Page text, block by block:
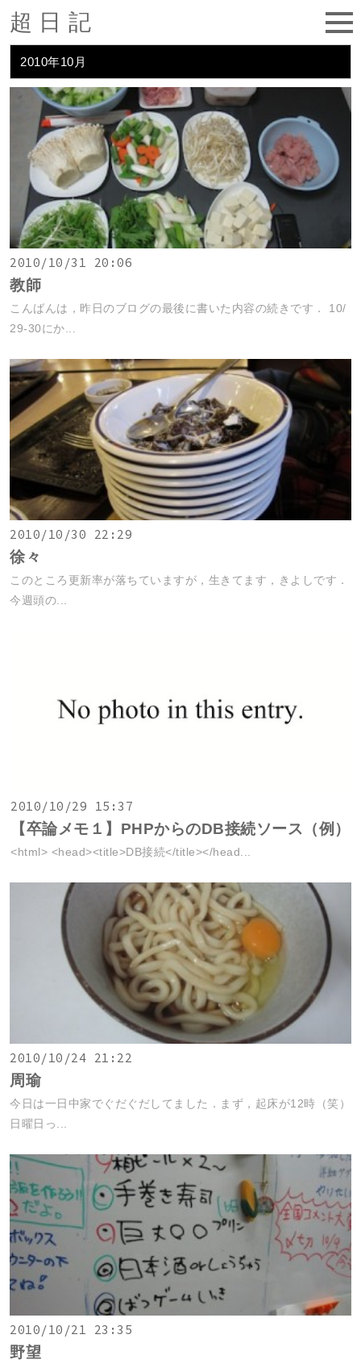
超日記
2010年10月
2010/10/31 20:06
教師
こんばんは，昨日のブログの最後に書いた内容の続きです． 10/
29-30にか...
2010/10/30 22:29
徐々
このところ更新率が落ちていますが，生きてます，きよしです．
今週頭の...
2010/10/29 15:37
【卒論メモ１】PHPからのDB接続ソース（例）
<html> <head><title>DB接続</title></head...
2010/10/24 21:22
周瑜
今日は一日中家でぐだぐだしてました．まず，起床が12時（笑）
日曜日っ...
2010/10/21 23:35
野望